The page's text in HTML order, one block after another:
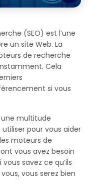
(SEO) est l’une
un site Web. La
de recherche
Cela
si vous
une multitude
pour vous aider
moteurs de
vous avez besoin
savez ce qu’ils
vous serez bien